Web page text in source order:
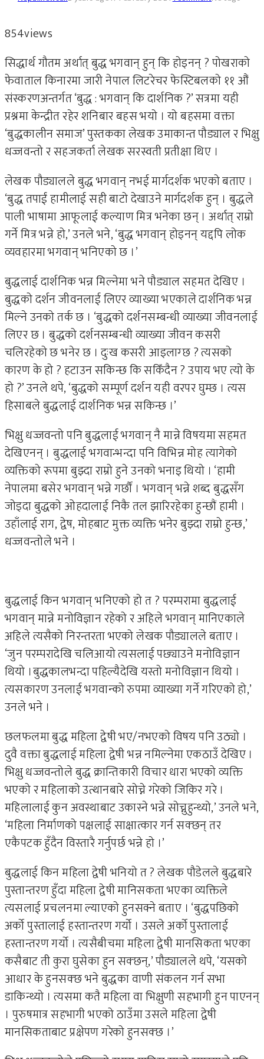
854views
सिद्धार्थ गौतम अर्थात् बुद्ध भगवान् हुन् कि होइनन् ? पोखराको
फेवाताल किनारमा जारी नेपाल लिटरेचर फेस्टिबलको ११ औं
संस्करणअन्तर्गत ‘बुद्ध : भगवान् कि दार्शनिक ?’ सत्रमा यही
प्रश्नमा केन्द्रीत रहेर शनिबार बहस भयो । यो बहसमा वक्ता
‘बुद्धकालीन समाज’ पुस्तकका लेखक उमाकान्त पौड्याल र भिक्षु
धज्जवन्तो र सहजकर्ता लेखक सरस्वती प्रतीक्षा थिए ।
लेखक पौड्यालले बुद्ध भगवान् नभई मार्गदर्शक भएको बताए ।
‘बुद्ध तपाईं हामीलाई सही बाटो देखाउने मार्गदर्शक हुन् । बुद्धले
पाली भाषामा आफूलाई कल्याण मित्र भनेका छन् । अर्थात् राम्रो
गर्ने मित्र भन्ने हो,’ उनले भने, ‘बुद्ध भगवान् होइनन् यद्दपि लोक
व्यवहारमा भगवान् भनिएको छ ।’
बुद्धलाई दार्शनिक भन्न मिल्नेमा भने पौड्याल सहमत देखिए ।
बुद्धको दर्शन जीवनलाई लिएर व्याख्या भएकाले दार्शनिक भन्न
मिल्ने उनको तर्क छ । ‘बुद्धको दर्शनसम्बन्धी व्याख्या जीवनलाई
लिएर छ । बुद्धको दर्शनसम्बन्धी व्याख्या जीवन कसरी
चलिरहेको छ भनेर छ । दुःख कसरी आइलाग्छ ? त्यसको
कारण के हो ? हटाउन सकिन्छ कि सकिँदैन ? उपाय भए त्यो के
हो ?’ उनले थपे, ‘बुद्धको सम्पूर्ण दर्शन यही वरपर घुम्छ । त्यस
हिसाबले बुद्धलाई दार्शनिक भन्न सकिन्छ ।’
भिक्षु धज्जवन्तो पनि बुद्धलाई भगवान् नै मान्ने विषयमा सहमत
देखिएनन् । बुद्धलाई भगवान्भन्दा पनि विभिन्न मोह त्यागेको
व्यक्तिको रूपमा बुझ्दा राम्रो हुने उनको भनाइ थियो । ‘हामी
नेपालमा बसेर भगवान् भन्ने गर्छौं । भगवान् भन्ने शब्द बुद्धसँग
जोड्दा बुद्धको ओहदालाई निकै तल झारिरहेका हुन्छौं हामी ।
उहाँलाई राग, द्वेष, मोहबाट मुक्त व्यक्ति भनेर बुझ्दा राम्रो हुन्छ,’
धज्जवन्तोले भने ।
बुद्धलाई किन भगवान् भनिएको हो त ? परम्परामा बुद्धलाई
भगवान् मान्ने मनोविज्ञान रहेको र अहिले भगवान् मानिएकाले
अहिले त्यसैको निरन्तरता भएको लेखक पौड्यालले बताए ।
‘जुन परम्परादेखि चलिआयो त्यसलाई पछ्याउने मनोविज्ञान
थियो ।बुद्धकालभन्दा पहिल्यैदेखि यस्तो मनोविज्ञान थियो ।
त्यसकारण उनलाई भगवान्को रुपमा व्याख्या गर्ने गरिएको हो,’
उनले भने ।
छलफलमा बुद्ध महिला द्वेषी भए/नभएको विषय पनि उठ्यो ।
दुवै वक्ता बुद्धलाई महिला द्वेषी भन्न नमिल्नेमा एकठाउँ देखिए ।
भिक्षु धज्जवन्तोले बुद्ध क्रान्तिकारी विचार धारा भएको व्यक्ति
भएको र महिलाको उत्थानबारे सोच्ने गरेको जिकिर गरे ।
महिलालाई कुन अवस्थाबाट उकास्ने भन्ने सोच्नुहुन्थ्यो,’ उनले भने,
‘महिला निर्माणको पक्षलाई साक्षात्कार गर्न सक्छन् तर
एकैपटक हुँदैन विस्तारै गर्नुपर्छ भन्ने हो ।’
बुद्धलाई किन महिला द्वेषी भनियो त ? लेखक पौडेलले बुद्धबारे
पुस्तान्तरण हुँदा महिला द्वेषी मानिसकता भएका व्यक्तिले
त्यसलाई प्रचलनमा ल्याएको हुनसक्ने बताए । ‘बुद्धपछिको
अर्को पुस्तालाई हस्तान्तरण गर्यो । उसले अर्को पुस्तालाई
हस्तान्तरण गर्यो । त्यसैबीचमा महिला द्वेषी मानसिकता भएका
कसैबाट ती कुरा घुसेका हुन सक्छन्,’ पौड्यालले थपे, ‘यसको
आधार के हुनसक्छ भने बुद्धका वाणी संकलन गर्न सभा
डाकिन्थ्यो । त्यसमा कतै महिला वा भिक्षुणी सहभागी हुन पाएनन्
। पुरुषमात्र सहभागी भएको ठाउँमा उसले महिला द्वेषी
मानसिकताबाट प्रक्षेपण गरेको हुनसक्छ ।’